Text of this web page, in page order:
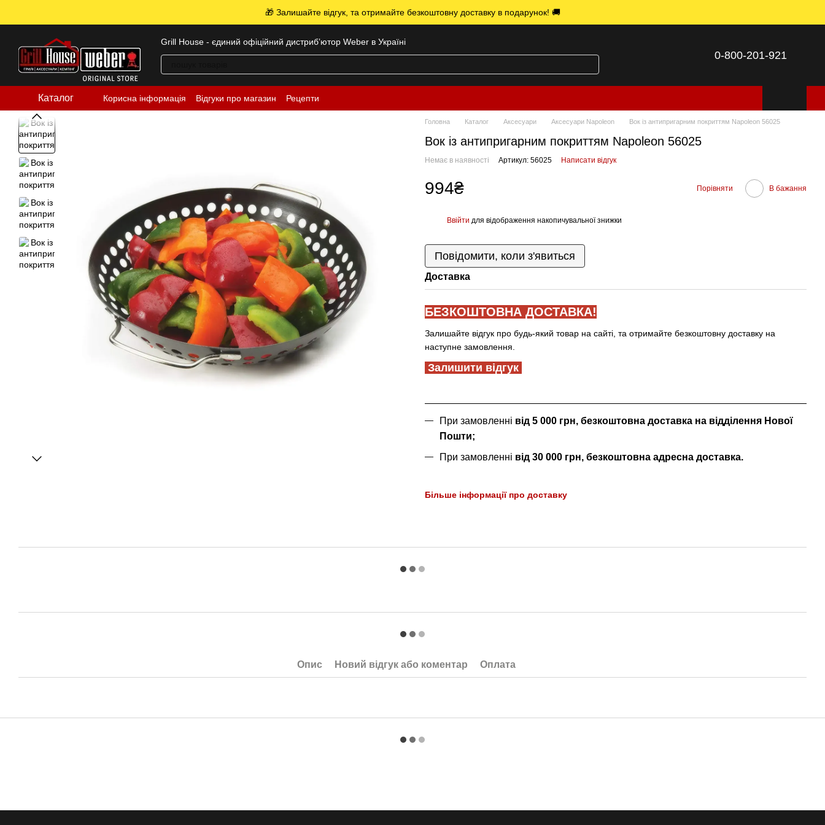
🎁 Залишайте відгук, та отримайте безкоштовну доставку в подарунок! 🚚
Grill House - єдиний офіційний дистрибʼютор Weber в Україні
0-800-201-921
Каталог Корисна інформація Відгуки про магазин Рецепти
Головна Каталог Аксесуари Аксесуари Napoleon Вок із антипригарним покриттям Napoleon 56025
Вок із антипригарним покриттям Napoleon 56025
Немає в наявності Артикул: 56025 Написати відгук
994₴ Порівняти В бажання
Ввійти для відображення накопичувальної знижки
Повідомити, коли з'явиться
Доставка
БЕЗКОШТОВНА ДОСТАВКА!
Залишайте відгук про будь-який товар на сайті, та отримайте безкоштовну доставку на
наступне замовлення.
Залишити відгук
При замовленні від 5 000 грн, безкоштовна доставка на відділення Нової
Пошти;
При замовленні від 30 000 грн, безкоштовна адресна доставка.
Більше інформації про доставку
Опис Новий відгук або коментар Оплата